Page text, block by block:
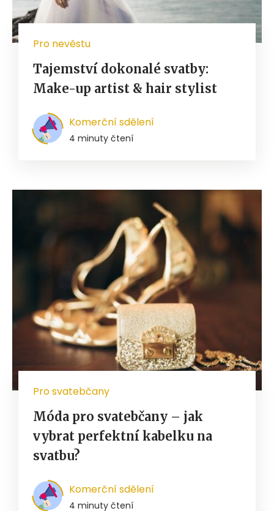
Pro nevěstu
Tajemství dokonalé svatby:
Make-up artist & hair stylist
Komerční sdělení
4 minuty čtení
Pro svatebčany
Móda pro svatebčany – jak
vybrat perfektní kabelku na
svatbu?
Komerční sdělení
4 minuty čtení